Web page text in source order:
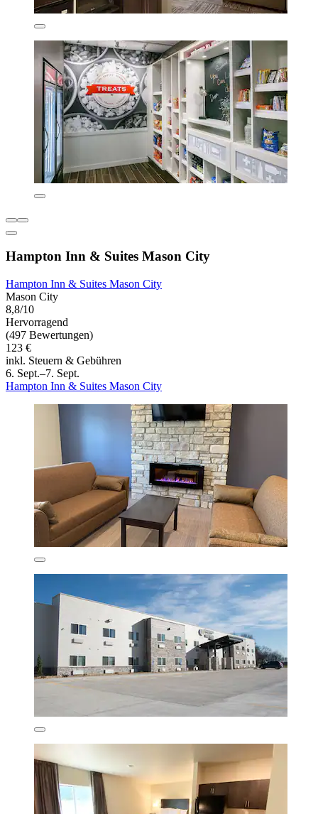
Hampton Inn & Suites Mason City
Hampton Inn & Suites Mason City
Mason City
8,8/10
Hervorragend
(497 Bewertungen)
123 €
inkl. Steuern & Gebühren
6. Sept.–7. Sept.
Hampton Inn & Suites Mason City